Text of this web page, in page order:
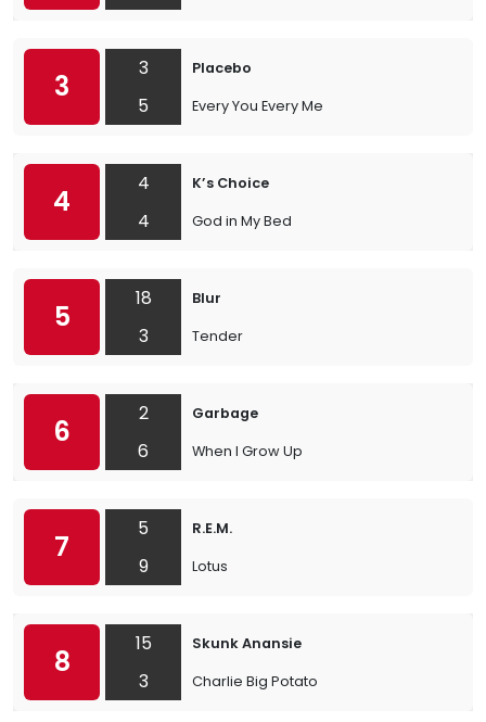
3
3
5
Placebo
Every You Every Me
4
4
4
K’s Choice
God in My Bed
5
18
3
Blur
Tender
6
2
6
Garbage
When I Grow Up
7
5
9
R.E.M.
Lotus
8
15
3
Skunk Anansie
Charlie Big Potato